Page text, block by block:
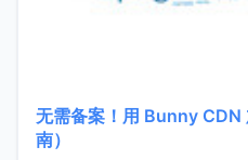
无需备案！用 Bunny CDN
南）